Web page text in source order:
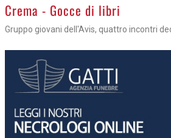
Crema - Gocce di libri
Gruppo giovani dell'Avis, quattro incontri